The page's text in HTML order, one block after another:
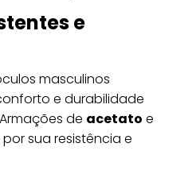
e
masculinos
e durabilidade
de acetato e
sua resistência e